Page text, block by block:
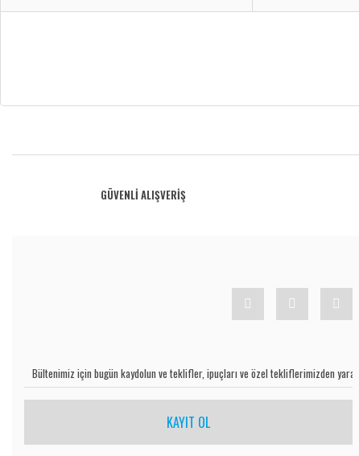
Görüş ve önerileriniz için teşekkür ederiz.
Ürün resmi kalitesiz, bozuk veya görüntülenemiyor.
GÜVENLİ ALIŞVERİŞ
KAYIT OL